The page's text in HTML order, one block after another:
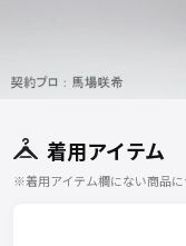
着用アイテム
※着用アイテム欄にない商品に